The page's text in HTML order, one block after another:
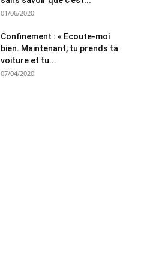
01/06/2020
Confinement : « Ecoute-moi
bien. Maintenant, tu prends ta
voiture et tu...
07/04/2020